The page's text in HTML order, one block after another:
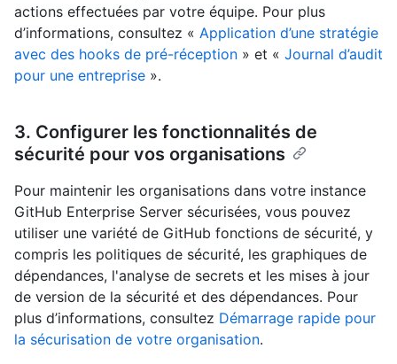
actions effectuées par votre équipe. Pour plus
d’informations, consultez « Application d’une stratégie
avec des hooks de pré-réception » et « Journal d’audit
pour une entreprise ».
3. Configurer les fonctionnalités de
sécurité pour vos organisations
Pour maintenir les organisations dans votre instance
GitHub Enterprise Server sécurisées, vous pouvez
utiliser une variété de GitHub fonctions de sécurité, y
compris les politiques de sécurité, les graphiques de
dépendances, l'analyse de secrets et les mises à jour
de version de la sécurité et des dépendances. Pour
plus d’informations, consultez Démarrage rapide pour
la sécurisation de votre organisation.